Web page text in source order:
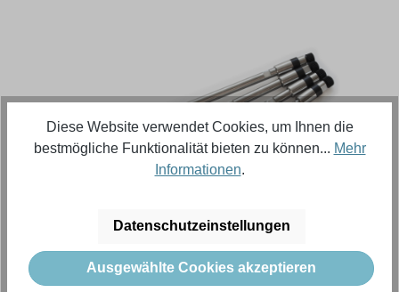
Regulärer Preis:
570,18 €
Inhalt:1 Stück (Menge)
Diese Website verwendet Cookies, um Ihnen die
bestmögliche Funktionalität bieten zu können... Mehr
Informationen.
Datenschutzeinstellungen
Ausgewählte Cookies akzeptieren